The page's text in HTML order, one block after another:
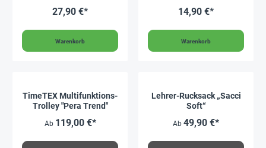
27,90 €*
Warenkorb
14,90 €*
Warenkorb
TimeTEX Multifunktions-
Trolley "Pera Trend"
Ab 119,00 €*
Lehrer-Rucksack „Sacci
Soft“
Ab 49,90 €*